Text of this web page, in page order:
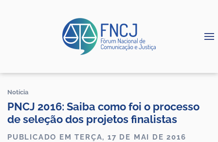
Notícia
PNCJ 2016: Saiba como foi o processo
de seleção dos projetos finalistas
PUBLICADO EM TERÇA, 17 DE MAI DE 2016